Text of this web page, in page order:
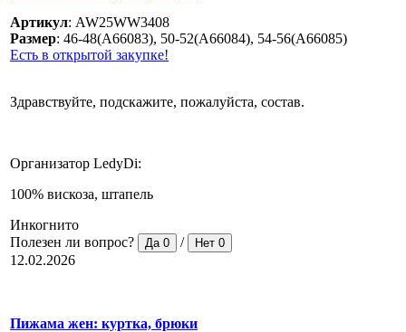
Артикул: AW25WW3408
Размер: 46-48(A66083), 50-52(A66084), 54-56(A66085)
Есть в открытой закупке!
Здравствуйте, подскажите, пожалуйста, состав.
Организатор LedyDi:
100% вискоза, штапель
Инкогнито
Полезен ли вопрос?
Да 0 / Нет 0
12.02.2026
Пижама жен: куртка, брюки